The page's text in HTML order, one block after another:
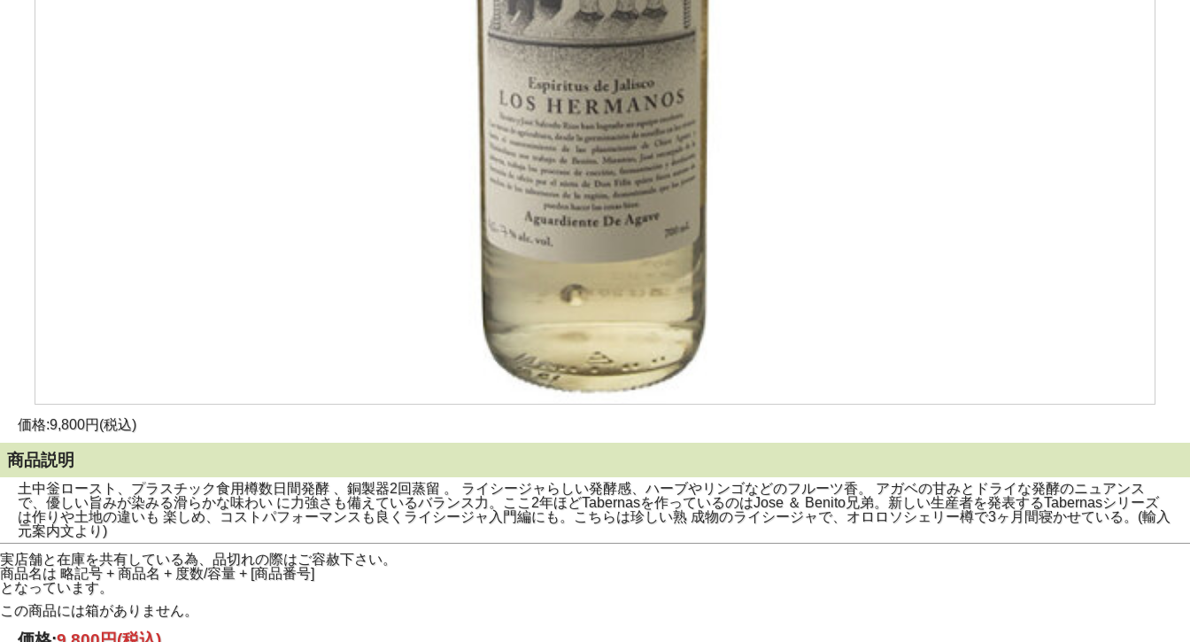
価格:9,800円(税込)
商品説明
土中釡ロースト、プラスチック食用樽数日間発酵 、銅製器2回蒸留 。 ライシージャらしい発酵感、ハーブやリンゴなどのフルーツ香。 アガベの甘みとドライな発酵のニュアンス
で、優しい旨みが染みる滑らかな味わい に力強さも備えているバランス力。ここ2年ほどTabernasを作っているのはJose ＆ Benito兄弟。新しい生産者を発表するTabernasシリーズ
は作りや土地の違いも 楽しめ、コストパフォーマンスも良くライシージャ入門編にも。こちらは珍しい熟 成物のライシージャで、オロロソシェリー樽で3ヶ月間寝かせている。(輸入
元案内文より)
実店舗と在庫を共有している為、品切れの際はご容赦下さい。
商品名は 略記号 + 商品名 + 度数/容量 + [商品番号]
となっています。
この商品には箱がありません。